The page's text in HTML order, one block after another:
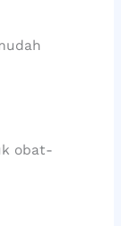
obat-